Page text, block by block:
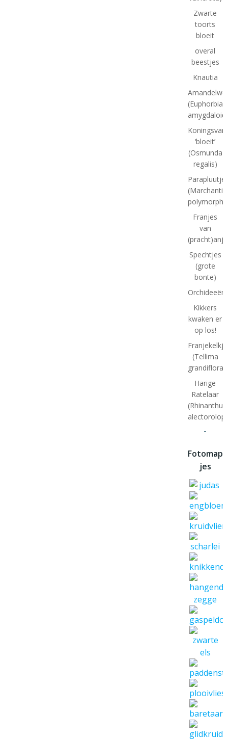
Zwarte
toorts
bloeit
overal
beestjes
Knautia
(Euphorbia
‘bloeit’
(Osmunda
regalis)
(Marchantia
Franjes
van
Spechtjes
(grote
bonte)
Kikkers
kwaken er
op los!
(Tellima
grandiflora)
Harige
Ratelaar
(Rhinanthus
-
Fotomap
jes